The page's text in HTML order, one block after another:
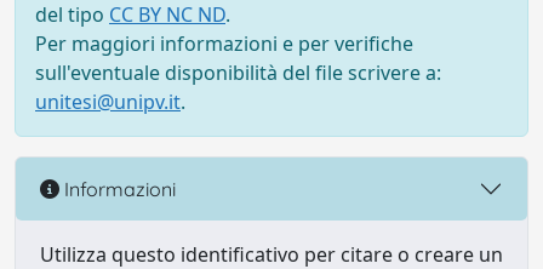
del tipo CC BY NC ND.
Per maggiori informazioni e per verifiche
sull'eventuale disponibilità del file scrivere a:
unitesi@unipv.it.
Informazioni
Utilizza questo identificativo per citare o creare un